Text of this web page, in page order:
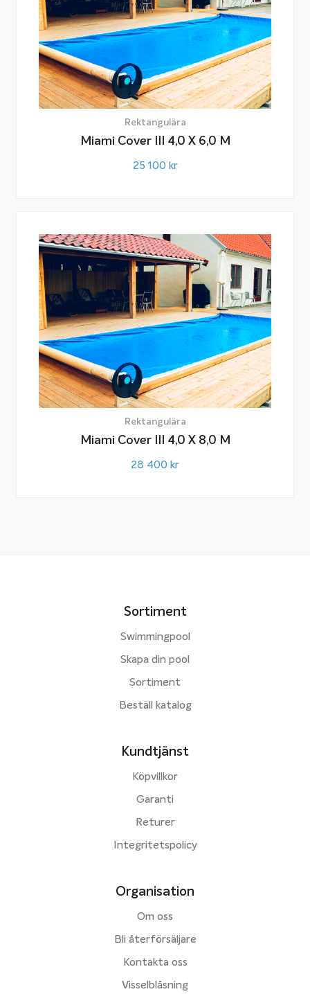
Rektangulära
Miami Cover III 4,0 X 6,0 M
25 100 kr
Rektangulära
Miami Cover III 4,0 X 8,0 M
28 400 kr
Sortiment
Swimmingpool
Skapa din pool
Sortiment
Beställ katalog
Kundtjänst
Köpvillkor
Garanti
Returer
Integritetspolicy
Organisation
Om oss
Bli återförsäljare
Kontakta oss
Visselblåsning